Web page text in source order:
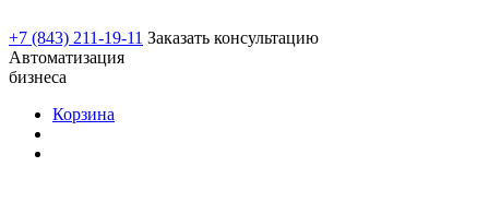
+7 (843) 211-19-11 Заказать консультацию
Автоматизация
бизнеса
Корзина